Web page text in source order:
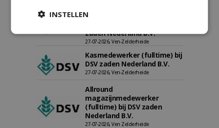
Chauffeur
zaden Nederland B.V.
27-07-2026, Ven-Zelderheide
Kasmedewerker (fulltime) bij
DSV zaden Nederland B.V.
27-07-2026, Ven-Zelderheide
Allround
magazijnmedewerker
(fulltime) bij DSV zaden
Nederland B.V.
27-07-2026, Ven Zelderheide
INSTELLEN